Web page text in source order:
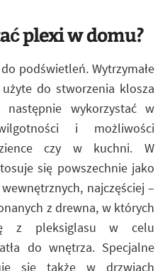
plexi w domu?
podświetleń. Wytrzymałe
do stworzenia klosza
wykorzystać w
i możliwości
czy w kuchni. W
się powszechnie jako
najczęściej –
z drewna, w których
z pleksiglasu w celu
do wnętrza. Specjalne
się także w drzwiach